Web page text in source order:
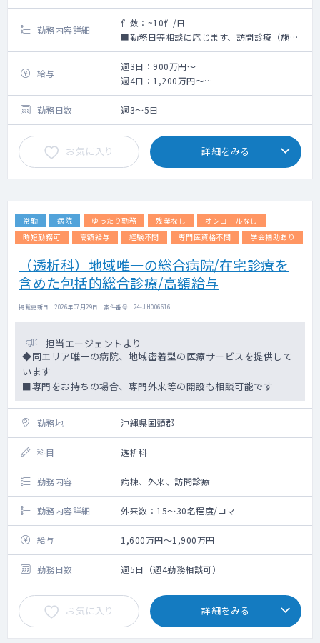
勤務内容詳細
件数：~10件/日
■勤務日等相談に応じます、訪問診療（施設
及び個人宅 ほぼ半分）にご興味のある方は
一度お問い合わせください。
■利用者170名程度、近隣地区ニーズもあり
やりがいのある職場環境です。
給与
週3日：900万円～
週4日：1,200万円～
週5日：1,500～2,000万円
勤務日数
週3～5日
お気に入り 詳細をみる
常勤 病院 ゆったり勤務 残業なし
オンコールなし
時短勤務可
高額給与 経験不問 専門医資格不問 学会補助あり
（透析科）地域唯一の総合病院/在宅診療を
含めた包括的総合診療/高額給与
掲載更新日 : 2026年07月29日 案件番号 : 24-JH006616
担当エージェントより
◆同エリア唯一の病院、地域密着型の医療サービスを提供して
います
■専門をお持ちの場合、専門外来等の開設も相談可能です
勤務地 沖縄県国頭郡
科目 透析科
勤務内容 病棟、外来、訪問診療
勤務内容詳細 外来数：15～30名程度/コマ
給与 1,600万円～1,900万円
勤務日数 週5日（週4勤務相談可）
お気に入り 詳細をみる